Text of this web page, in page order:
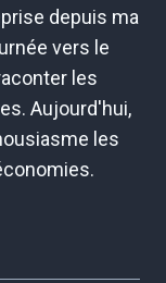
depuis ma
vers le
les
Aujourd'hui,
les